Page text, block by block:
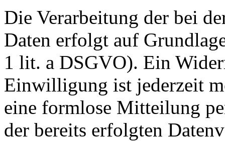
Die Verarbeitung der bei
Daten erfolgt auf
1 lit. a DSGVO). Ein
Einwilligung ist jederzeit
eine formlose Mitteilung
der bereits erfolgten